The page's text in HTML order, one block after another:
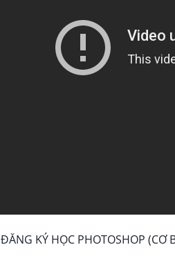
ĐĂNG KÝ HỌC PHOTOSHOP (CƠ